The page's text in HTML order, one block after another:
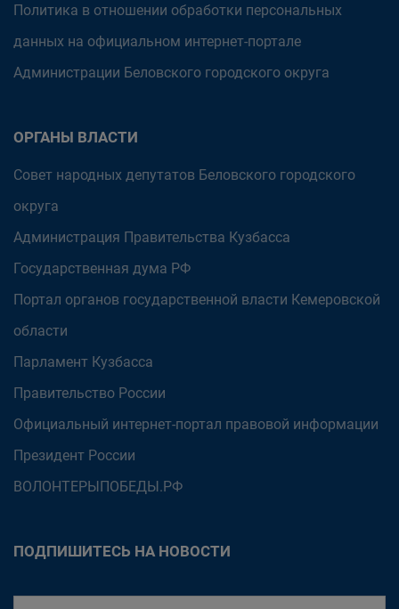
Политика в отношении обработки персональных
данных на официальном интернет-портале
Администрации Беловского городского округа
ОРГАНЫ ВЛАСТИ
Совет народных депутатов Беловского городского
округа
Администрация Правительства Кузбасса
Государственная дума РФ
Портал органов государственной власти Кемеровской
области
Парламент Кузбасса
Правительство России
Официальный интернет-портал правовой информации
Президент России
ВОЛОНТЕРЫПОБЕДЫ.РФ
ПОДПИШИТЕСЬ НА НОВОСТИ